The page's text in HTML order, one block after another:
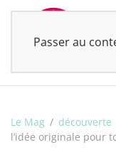
Passer au
Le Mag découverte
l’idée originale pour